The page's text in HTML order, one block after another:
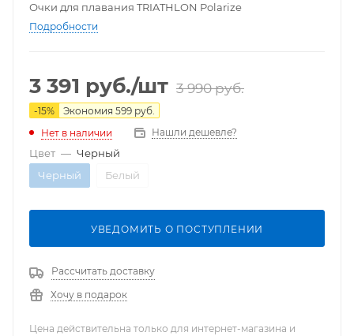
Очки для плавания TRIATHLON Polarize
Подробности
3 391 руб./шт 3 990руб.
-15% Экономия 599 руб.
Нет в наличии
Нашли дешевле?
Цвет — Черный
Черный
Белый
УВЕДОМИТЬ О ПОСТУПЛЕНИИ
Рассчитать доставку
Хочу в подарок
Цена действительна только для интернет-магазина и